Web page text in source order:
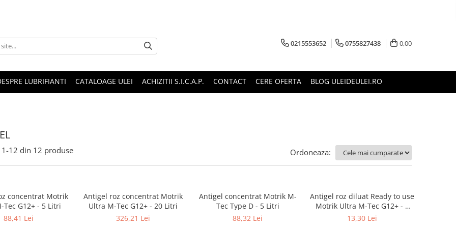
0215553652 0755827438 0,00
LUBRIFIANTI CATALOAGE ULEI ACHIZITII S.I.C.A.P. CONTACT CERE OFERTA BLOG ULEIDEULEI.RO
1-12 din 12 produse Ordoneaza:
concentrat Motrik
Tec G12+ - 5 Litri
88,41 Lei
Antigel roz concentrat Motrik
Ultra M-Tec G12+ - 20 Litri
326,21 Lei
Antigel concentrat Motrik M-
Tec Type D - 5 Litri
88,32 Lei
Antigel roz diluat Ready to use
Motrik Ultra M-Tec G12+ - 1
Litru
13,30 Lei